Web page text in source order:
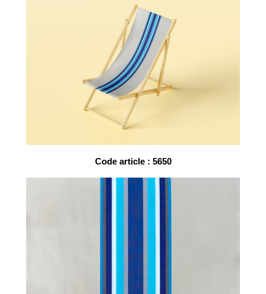
Code article : 5650